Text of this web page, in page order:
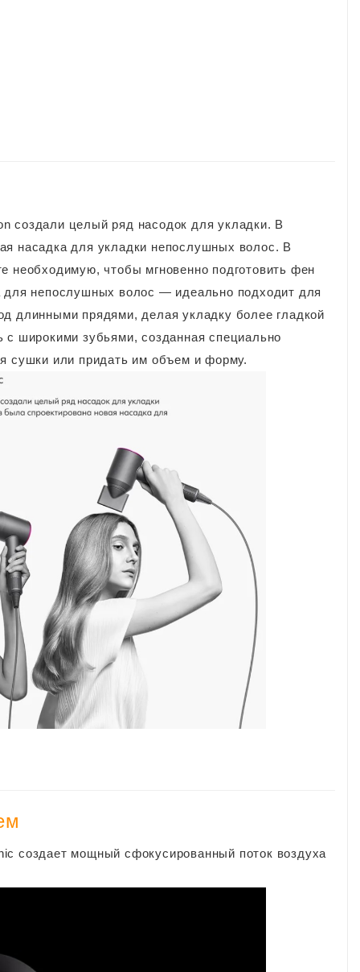
создали целый ряд насодок для укладки. В
насадка для укладки непослушных волос. В
необходимую, чтобы мгновенно подготовить фен
непослушных волос — идеально подходит для
длинными прядями, делая укладку более гладкой
широкими зубьями, созданная специально
сушки или придать им объем и форму.
создает мощный сфокусированный поток воздуха